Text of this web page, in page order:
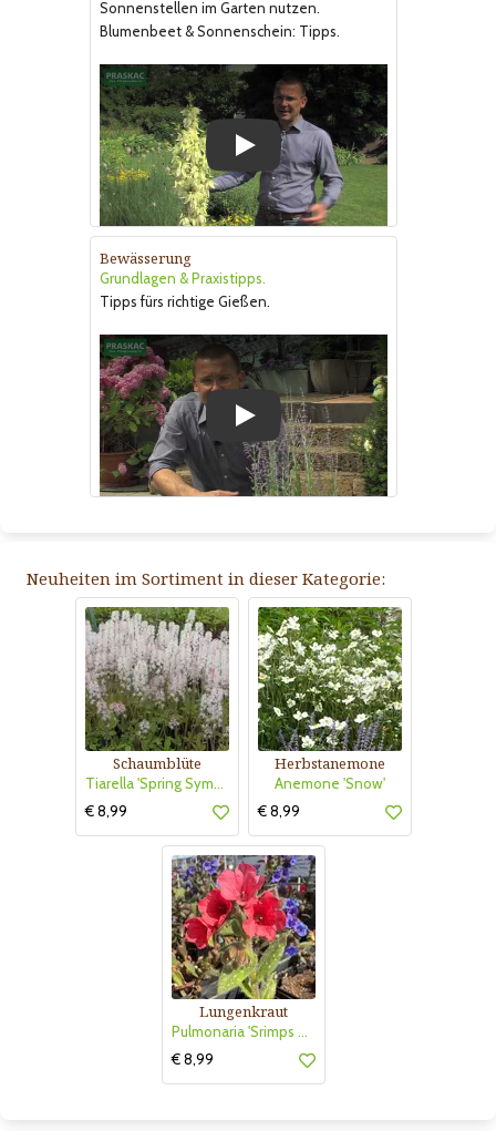
Sonnenstellen im Garten nutzen.
Blumenbeet & Sonnenschein: Tipps.
Bewässerung
Grundlagen & Praxistipps.
Tipps fürs richtige Gießen.
Neuheiten im Sortiment in dieser Kategorie:
Schaumblüte
Tiarella 'Spring Symphony'
€ 8,99
Herbstanemone
Anemone 'Snow'
€ 8,99
Lungenkraut
Pulmonaria 'Srimps on the Barbie'
€ 8,99